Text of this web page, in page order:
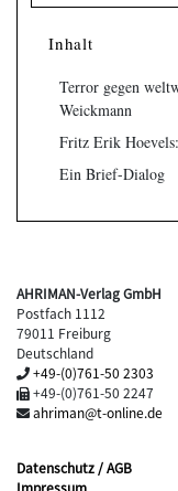
Inhalt
Terror gegen
Weickmann
Fritz Erik
Ein Brief-Dialog
AHRIMAN-Verlag GmbH
Postfach 1112
79011 Freiburg
Deutschland
+49-(0)761-50 2303
+49-(0)761-50 2247
ahriman@t-online.de
Datenschutz / AGB